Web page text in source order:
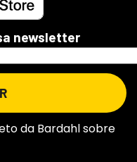
newsletter
da Bardahl sobre